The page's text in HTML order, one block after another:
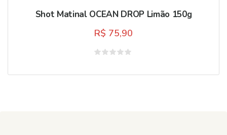
Shot Matinal OCEAN DROP Limão 150g
R$ 75,90
de